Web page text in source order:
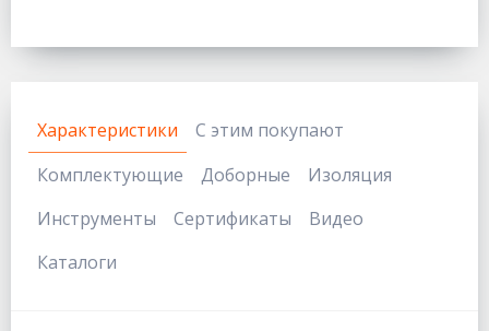
Характеристики
С этим покупают
Комплектующие
Доборные
Изоляция
Инструменты
Сертификаты
Видео
Каталоги